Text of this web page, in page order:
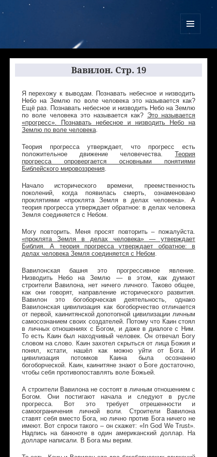
Вавилон. Cтр. 19
Я перехожу к выводам. Познавать небесное и низводить
Небо на Землю по воле человека это называется как?
Ещё раз. Познавать небесное и низводить Небо на Землю
по воле человека это называется как? Это называется
«прогресс». Познавать небесное и низводить Небо на
Землю по воле человека.
Теория прогресса утверждает, что прогресс есть
положительное движение человечества.Теория
прогресса опровергается основными понятиями
Библейского мировоззрения.
Начало исторического времени, преемственность
поколений, когда появилась смерть, ознаменовано
проклятиями «проклята Земля в делах человека». А
теория прогресса утверждает обратное: в делах человека
Земля соединяется с Небом.
Могу повторить. Меня просят повторить – пожалуйста.
«проклята Земля в делах человека» — утверждает
Библия. А теория прогресса утверждает обратное: в
делах человека Земля соединяется с Небом.
Вавилонская башня это прогрессивное явление.
Низводить Небо на Землю — в этом, как думают
строители Вавилона, нет ничего личного. Таково общее,
как они говорят, направление исторического развития.
Вавилон это богоборческая деятельность, однако
Вавилонская цивилизация как богоборчество отличается
от первой, каинитянской допотопной цивилизации личным
самосознанием своих создателей. Потому что Каин стоял
в личных отношениях с Богом, и даже в диалоге с Ним.
То есть Каин был находчивый человек. Он отвечал Богу
словом на слово. Каин захотел скрыться от лица Божия и
понял, кстати, нашёл как можно уйти от Бога. И
цивилизация потомков Каина была осознанно
богоборческой. Каин, каинитяне знают о Боге достаточно,
чтобы себя противопоставлять воле Божьей.
А строители Вавилона не состоят в личным отношением с
Богом. Они постигают начала и следуют в русле
прогресса. Вот это требует отрешенности и
самоограничения личной воли. Строители Вавилона
ставят себя вместо Бога, но лично против Бога ничего не
имеют. Вот спроси такого – он скажет: «In God We Trust».
Надпись на банкноте в один американский доллар. На
долларе написали. В Бога мы верим.